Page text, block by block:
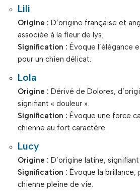
Lili
Origine : D’origine française et
associée à la fleur de lys.
Signification : Évoque l’élégance
pour un chien délicat.
Lola
Origine : Dérivé de Dolores,
signifiant « douleur ».
Signification : Évoque une force
chienne au fort caractère.
Lucy
Origine : D’origine latine, signifiant
Signification : Évoque la brillance,
chienne pleine de vie.